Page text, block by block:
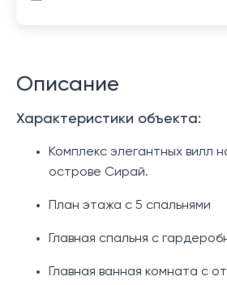
Описание
Характеристики объекта:
Комплекс элегантных вилл
острове Сирай.
План этажа с 5 спальнями
Главная спальня с
Главная ванная комната с